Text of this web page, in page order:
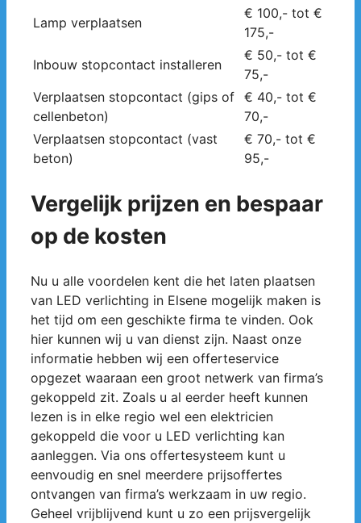
Lamp verplaatsen
€ 100,- tot €
175,-
Inbouw stopcontact installeren
€ 50,- tot €
75,-
Verplaatsen stopcontact (gips of
cellenbeton)
€ 40,- tot €
70,-
Verplaatsen stopcontact (vast
beton)
€ 70,- tot €
95,-
Vergelijk prijzen en bespaar
op de kosten
Nu u alle voordelen kent die het laten plaatsen
van LED verlichting in Elsene mogelijk maken is
het tijd om een geschikte firma te vinden. Ook
hier kunnen wij u van dienst zijn. Naast onze
informatie hebben wij een offerteservice
opgezet waaraan een groot netwerk van firma’s
gekoppeld zit. Zoals u al eerder heeft kunnen
lezen is in elke regio wel een elektricien
gekoppeld die voor u LED verlichting kan
aanleggen. Via ons offertesysteem kunt u
eenvoudig en snel meerdere prijsoffertes
ontvangen van firma’s werkzaam in uw regio.
Geheel vrijblijvend kunt u zo een prijsvergelijk